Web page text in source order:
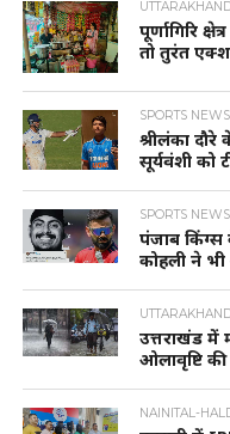
पूर्णागिरि
तो तुरंत
SPORTS NEWS
श्रीलंका
सूर्यवंशी को
SPORTS NEWS
पंजाब किंग्स
कोहली ने भी
उत्तराखंड
ओलावृष्टि
NAINITAL-